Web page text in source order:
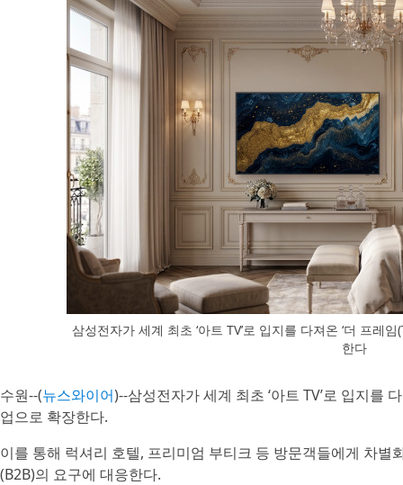
삼성전자가 세계 최초 ‘아트 TV’로 입지를 다져온 ‘더 프레
한다
수원--(뉴스와이어)--삼성전자가 세계 최초 ‘아트 TV’로 입지를
업으로 확장한다.
이를 통해 럭셔리 호텔, 프리미엄 부티크 등 방문객들에게 차
(B2B)의 요구에 대응한다.